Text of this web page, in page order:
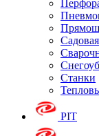
Станки
PIT